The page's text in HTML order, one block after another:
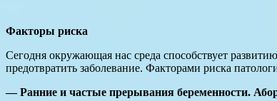
Факторы риска
Сегодня окружающая нас среда способствует
предотвратить заболевание. Факторами риска
— Ранние и частые прерывания беременности.